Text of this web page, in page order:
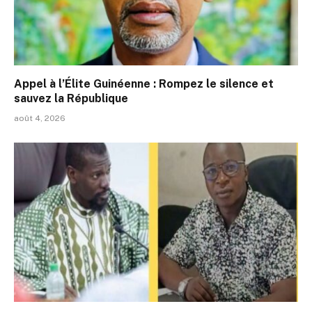
Appel à l’Élite Guinéenne : Rompez le silence et
sauvez la République
août 4, 2026